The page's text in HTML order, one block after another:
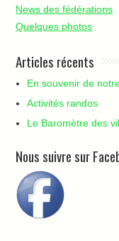
News des fédérations
Quelques photos
Articles récents
En souvenir de
Activités randos
Le Baromètre des
Nous suivre sur